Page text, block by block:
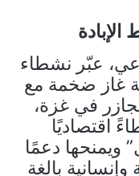
عبّر نشطاء
غاز ضخمة مع
في غزة،
اقتصاديًا
دعمًا
بالغة